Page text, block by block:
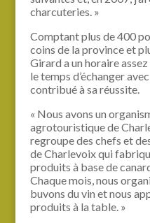
charcuteries. »
Comptant plus de 400
coins de la province et
Girard a un horaire
le temps d’échanger
contribué à sa réussite.
« Nous avons un
agrotouristique de
regroupe des chefs et
de Charlevoix qui
produits à base de
Chaque mois, nous
buvons du vin et nous
produits à la table. »